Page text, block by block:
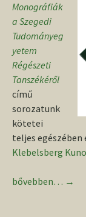
Monográfiák
a Szegedi
Tudományeg
yetem
Régészeti
Tanszékéről
című
sorozatunk
kötetei
teljes egészében
Klebelsberg
Tanszéki
bővebben… →